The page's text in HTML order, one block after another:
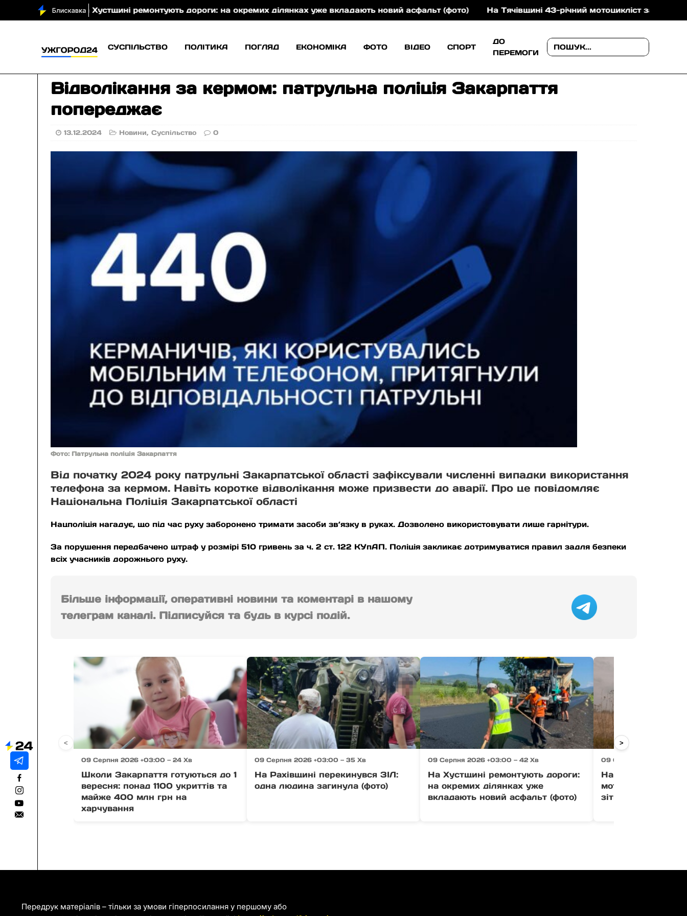
На Хустщині ремонтують дороги: на окремих ділянках уже вкладають новий асфальт (фото) На Тячівщині 43-річний мотоцикліст загинув після
СУСПІЛЬСТВО ПОЛІТИКА ПОГЛЯД ЕКОНОМІКА ФОТО ВІДЕО СПОРТ
ДО
ПЕРЕМОГИ
Відволікання за кермом: патрульна поліція Закарпаття
попереджає
13.12.2024 Новини,Суспільство 0
Фото: Патрульна поліція Закарпаття
Від початку 2024 року патрульні Закарпатської області зафіксували численні випадки використання
телефона за кермом. Навіть коротке відволікання може призвести до аварії. Про це повідомляє
Національна Поліція Закарпатської області
Нацполіція нагадує, що під час руху заборонено тримати засоби зв’язку в руках. Дозволено використовувати лише гарнітури.
За порушення передбачено штраф у розмірі 510 гривень за ч. 2 ст. 122 КУпАП. Поліція закликає дотримуватися правил задля безпеки
всіх учасників дорожнього руху.
Більше інформації, оперативні новини та коментарі в нашому
телеграм каналі. Підписуйся та будь в курсі подій.
09 Серпня 2026 +03:00 — 24 Хв
Школи Закарпаття готуються до 1
вересня: понад 1100 укриттів та
майже 400 млн грн на
харчування
09 Серпня 2026 +03:00 — 35 Хв
На Рахівщині перекинувся ЗІЛ:
одна людина загинула (фото)
09 Серпня 2026 +03:00 — 42 Хв
На Хустщині ремонтують дороги:
на окремих ділянках уже
вкладають новий асфальт (фото)
09 Серпня 2026 +03:00
На Тячівщині 43-
мотоцикліст
зіткнення з
< >
Передрук матеріалів – тільки за умови гіперпосилання у першому або